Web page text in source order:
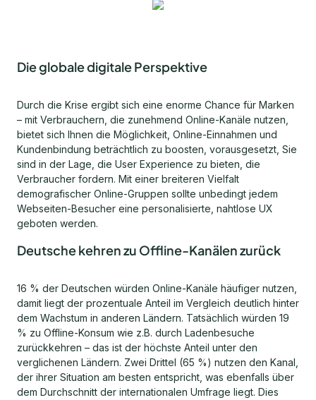
Die globale digitale Perspektive
Durch die Krise ergibt sich eine enorme Chance für Marken
– mit Verbrauchern, die zunehmend Online-Kanäle nutzen,
bietet sich Ihnen die Möglichkeit, Online-Einnahmen und
Kundenbindung beträchtlich zu boosten, vorausgesetzt, Sie
sind in der Lage, die User Experience zu bieten, die
Verbraucher fordern. Mit einer breiteren Vielfalt
demografischer Online-Gruppen sollte unbedingt jedem
Webseiten-Besucher eine personalisierte, nahtlose UX
geboten werden.
Deutsche kehren zu Offline-Kanälen zurück
16 % der Deutschen würden Online-Kanäle häufiger nutzen,
damit liegt der prozentuale Anteil im Vergleich deutlich hinter
dem Wachstum in anderen Ländern. Tatsächlich würden 19
% zu Offline-Konsum wie z.B. durch Ladenbesuche
zurückkehren – das ist der höchste Anteil unter den
verglichenen Ländern. Zwei Drittel (65 %) nutzen den Kanal,
der ihrer Situation am besten entspricht, was ebenfalls über
dem Durchschnitt der internationalen Umfrage liegt. Dies